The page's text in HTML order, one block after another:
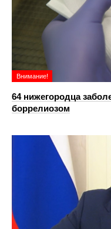
Внимание!
64 нижегородца
боррелиозом